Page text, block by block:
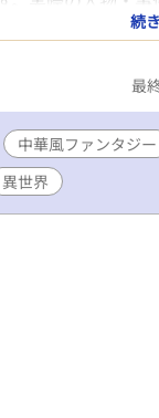
せん。
続
最
中華風ファンタジー
異世界